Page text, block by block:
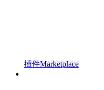
插件Marketplace